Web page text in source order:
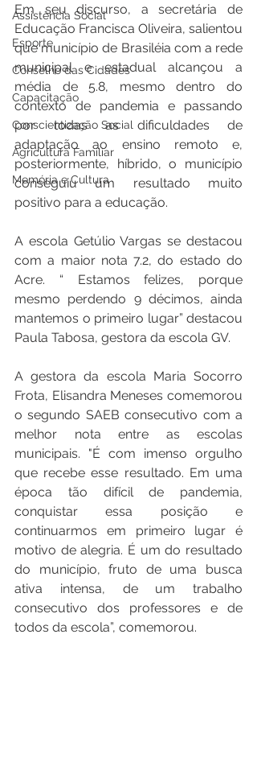
Assistência Social
Esporte
Conselho das Cidades
Capacitação
Conscientização Social
Agricultura Familiar
Memória e Cultura
Em seu discurso, a secretária de
Educação Francisca Oliveira, salientou
que município de Brasiléia com a rede
municipal e estadual alcançou a
média de 5.8, mesmo dentro do
contexto de pandemia e passando
por todas as dificuldades de
adaptação ao ensino remoto e,
posteriormente, híbrido, o município
conseguiu um resultado muito
positivo para a educação.
A escola Getúlio Vargas se destacou
com a maior nota 7.2, do estado do
Acre. “ Estamos felizes, porque
mesmo perdendo 9 décimos, ainda
mantemos o primeiro lugar” destacou
Paula Tabosa, gestora da escola GV.
A gestora da escola Maria Socorro
Frota, Elisandra Meneses comemorou
o segundo SAEB consecutivo com a
melhor nota entre as escolas
municipais. "É com imenso orgulho
que recebe esse resultado. Em uma
época tão difícil de pandemia,
conquistar essa posição e
continuarmos em primeiro lugar é
motivo de alegria. É um do resultado
do município, fruto de uma busca
ativa intensa, de um trabalho
consecutivo dos professores e de
todos da escola”, comemorou.